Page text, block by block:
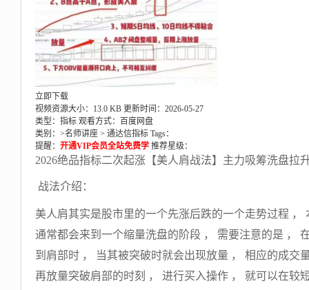
立即下载
视频资源大小：13.0 KB 更新时间：2026-05-27
类型：指标 观看方式：百度网盘
类别：>名师讲座 > 通达信指标 Tags：
提醒： 开通VIP会员全站免费学 推荐星级：
2026绝品指标二次起涨【美人肩战法】主力吸筹洗盘拉
战法介绍：
美人肩其实是股市里的一个先涨后跌的一个走势过程
通常都会来到一个缩量洗盘的阶段 ， 需要注意的是 ，
到肩部时 ， 当其被突破时就会出现放量 ， 相应的成
再放量突破肩部的时刻 ， 进行买入操作 ， 就可以在较